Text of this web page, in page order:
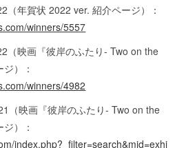
（年賀状 2022 ver. 紹介ページ）：
winners/5557
（映画『彼岸のふたり- Two on the
）：
winners/4982
（映画『彼岸のふたり- Two on the
）：
index.php?_filter=search&mid=exhi